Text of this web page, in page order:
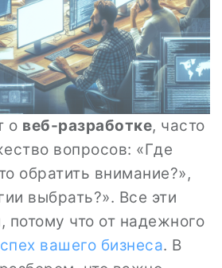
о веб-разработке, часто
вопросов: «Где
обратить внимание?»,
выбрать?». Все эти
потому что от надежного
вашего бизнеса. В